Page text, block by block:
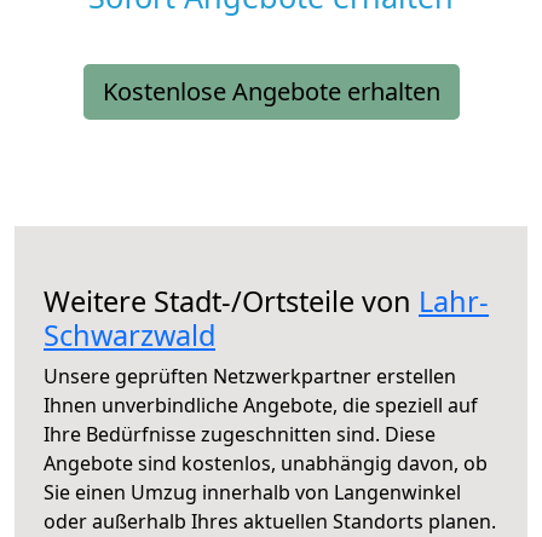
Kostenlose Angebote erhalten
Weitere Stadt-/Ortsteile von Lahr-
Schwarzwald
Unsere geprüften Netzwerkpartner erstellen
Ihnen unverbindliche Angebote, die speziell auf
Ihre Bedürfnisse zugeschnitten sind. Diese
Angebote sind kostenlos, unabhängig davon, ob
Sie einen Umzug innerhalb von Langenwinkel
oder außerhalb Ihres aktuellen Standorts planen.